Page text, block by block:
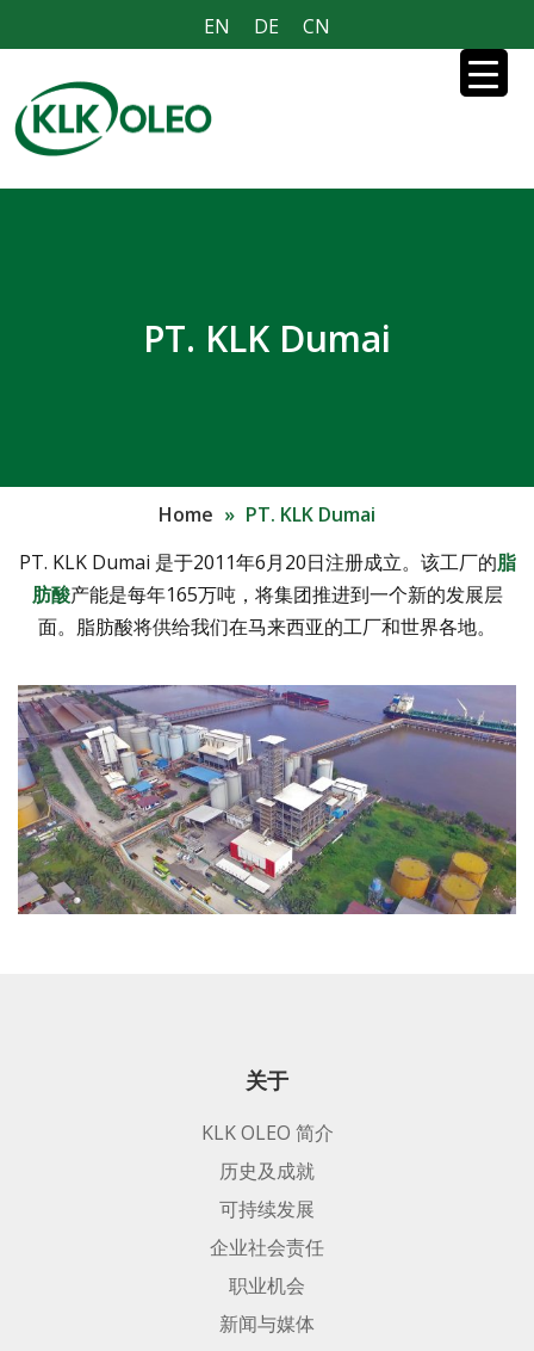
EN DE CN
PT. KLK Dumai
Home » PT. KLK Dumai
PT. KLK Dumai 是于2011年6月20日注册成立。该工厂的脂
肪酸产能是每年165万吨，将集团推进到一个新的发展层
面。脂肪酸将供给我们在马来西亚的工厂和世界各地。
关于
KLK OLEO 简介
历史及成就
可持续发展
企业社会责任
职业机会
新闻与媒体